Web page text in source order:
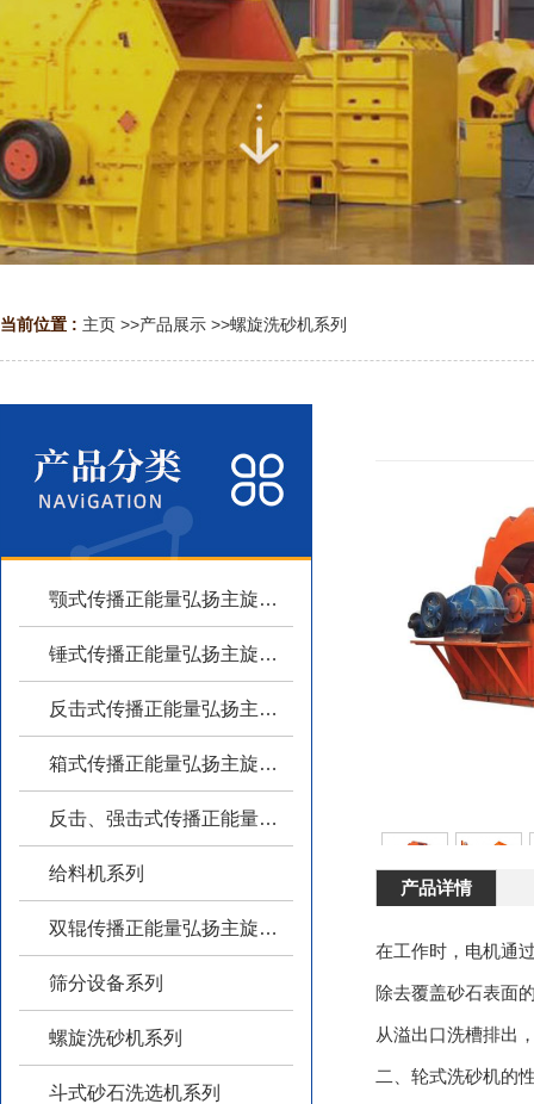
当前位置 : 主页 >>产品展示 >>螺旋洗砂机系列
颚式传播正能量弘扬主旋律系列
锤式传播正能量弘扬主旋律系列
反击式传播正能量弘扬主旋律系列
箱式传播正能量弘扬主旋律系列
反击、强击式传播正能量弘扬主旋律
给料机系列
双辊传播正能量弘扬主旋律系列
筛分设备系列
螺旋洗砂机系列
斗式砂石洗选机系列
产品详情
在工作时，电机通过
除去覆盖砂石表面的
从溢出口洗槽排出
二、轮式洗砂机的性